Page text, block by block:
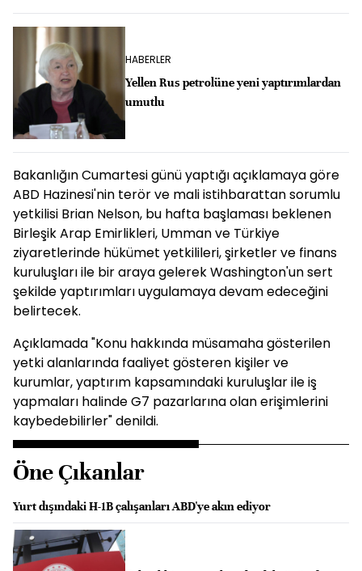
HABERLER
Yellen Rus petrolüne yeni yaptırımlardan
umutlu
Bakanlığın Cumartesi günü yaptığı açıklamaya göre
ABD Hazinesi'nin terör ve mali istihbarattan sorumlu
yetkilisi Brian Nelson, bu hafta başlaması beklenen
Birleşik Arap Emirlikleri, Umman ve Türkiye
ziyaretlerinde hükümet yetkilileri, şirketler ve finans
kuruluşları ile bir araya gelerek Washington'un sert
şekilde yaptırımları uygulamaya devam edeceğini
belirtecek.
Açıklamada "Konu hakkında müsamaha gösterilen
yetki alanlarında faaliyet gösteren kişiler ve
kurumlar, yaptırım kapsamındaki kuruluşlar ile iş
yapmaları halinde G7 pazarlarına olan erişimlerini
kaybedebilirler" denildi.
Öne Çıkanlar
Yurt dışındaki H-1B çalışanları ABD'ye akın ediyor